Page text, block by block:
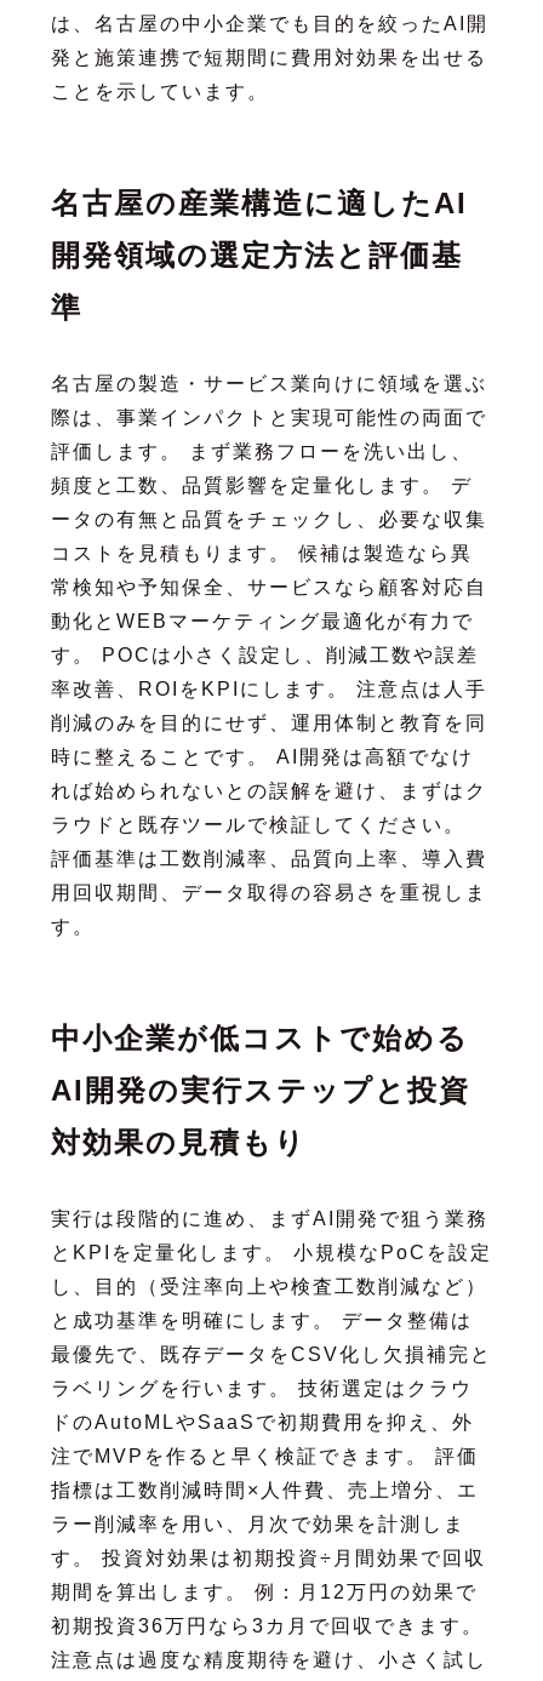
は、名古屋の中小企業でも目的を絞ったAI開
発と施策連携で短期間に費用対効果を出せる
ことを示しています。
名古屋の産業構造に適したAI
開発領域の選定方法と評価基
準
名古屋の製造・サービス業向けに領域を選ぶ
際は、事業インパクトと実現可能性の両面で
評価します。 まず業務フローを洗い出し、
頻度と工数、品質影響を定量化します。 デ
ータの有無と品質をチェックし、必要な収集
コストを見積もります。 候補は製造なら異
常検知や予知保全、サービスなら顧客対応自
動化とWEBマーケティング最適化が有力で
す。 POCは小さく設定し、削減工数や誤差
率改善、ROIをKPIにします。 注意点は人手
削減のみを目的にせず、運用体制と教育を同
時に整えることです。 AI開発は高額でなけ
れば始められないとの誤解を避け、まずはク
ラウドと既存ツールで検証してください。
評価基準は工数削減率、品質向上率、導入費
用回収期間、データ取得の容易さを重視しま
す。
中小企業が低コストで始める
AI開発の実行ステップと投資
対効果の見積もり
実行は段階的に進め、まずAI開発で狙う業務
とKPIを定量化します。 小規模なPoCを設定
し、目的（受注率向上や検査工数削減など）
と成功基準を明確にします。 データ整備は
最優先で、既存データをCSV化し欠損補完と
ラベリングを行います。 技術選定はクラウ
ドのAutoMLやSaaSで初期費用を抑え、外
注でMVPを作ると早く検証できます。 評価
指標は工数削減時間×人件費、売上増分、エ
ラー削減率を用い、月次で効果を計測しま
す。 投資対効果は初期投資÷月間効果で回収
期間を算出します。 例：月12万円の効果で
初期投資36万円なら3カ月で回収できます。
注意点は過度な精度期待を避け、小さく試し